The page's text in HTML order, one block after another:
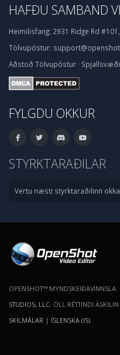
HAFÐU SAMBAND
Heimilisfang: 2931 Ridge Rd
Tölvupóstur:
Aðstoð Tölvupóstur · Spjallsvæði
FYLGDU OKKUR
STYRKTARAÐILAR
Vertu næsti styrktaraðilinn
OPENSHOT™
STUDIOS, LLC . ÖLL RÉTTINDI
SKILMÁLAR | ÍSLENSKA (IS)